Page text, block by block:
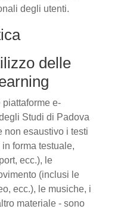
degli utenti.
delle
piattaforme e-
Studi di Padova
non esaustivo i testi
forma testuale,
ecc.), le
(inclusi le
ecc.), le musiche, i
materiale - sono